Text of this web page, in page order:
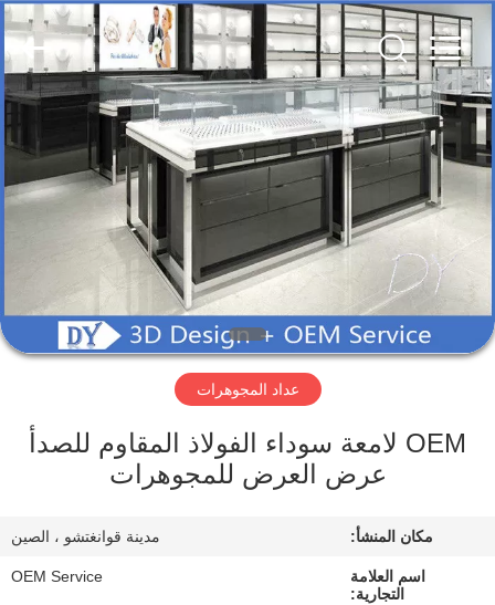
المنزل
المنتجات
فيديوهات
حولنا
في
مراقبة
الجودة
Yang
Commercial
Display
Furniture
Ltd..
All
Rights
Reserved.
عداد المجوهرات
OEM لامعة سوداء الفولاذ المقاوم للصدأ
عرض العرض للمجوهرات
مكان المنشأ: مدينة قوانغتشو ، الصين
اسم العلامة
التجارية:
OEM Service